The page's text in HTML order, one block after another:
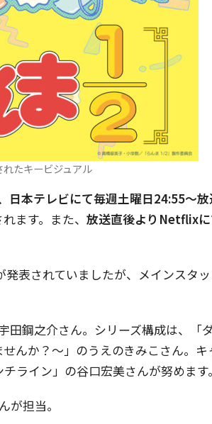
れたキービジュアル
日本テレビにて毎週土曜日24:55〜放
ます。また、 放送直後よりNetflix
表されていましたが、メインスタ
田鋼之介さん。シリーズ構成は、「
んか？〜」のうえのきみこさん。キ
ライン」の谷口宏美さんが努めます。
が担当。